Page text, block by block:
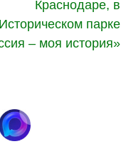
Краснодаре, в
Историческом парке
– моя история»